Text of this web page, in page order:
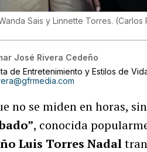
Sais y Linnette Torres. (Carlos
José Rivera Cedeño
de Entretenimiento y Estilos de
no se miden en horas,
, conocida
Luis Torres Nadal